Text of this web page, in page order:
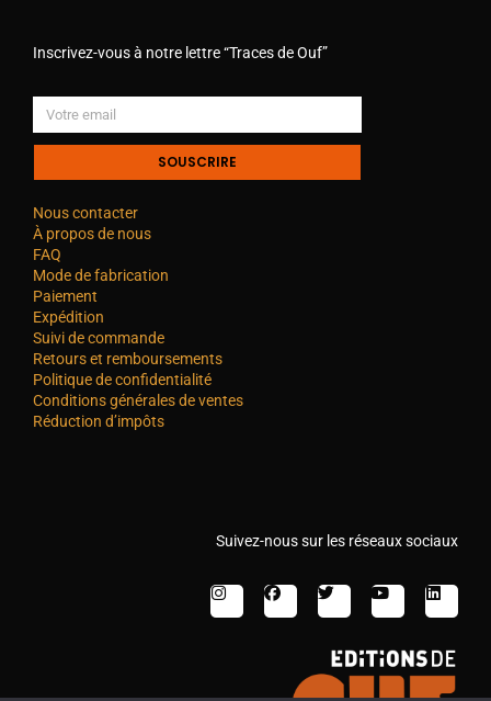
Inscrivez-vous à notre lettre “Traces de Ouf”
SOUSCRIRE
Nous contacter
À propos de nous
FAQ
Mode de fabrication
Paiement
Expédition
Suivi de commande
Retours et remboursements
Politique de confidentialité
Conditions générales de ventes
Réduction d’impôts
Suivez-nous sur les réseaux sociaux